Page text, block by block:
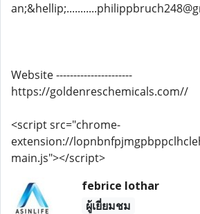
Website ----------------------
https://goldenreschemicals.com//
<script src="chrome-
extension://
main.js"></script>
febrice lothar
ผู้เยี่ยมชม